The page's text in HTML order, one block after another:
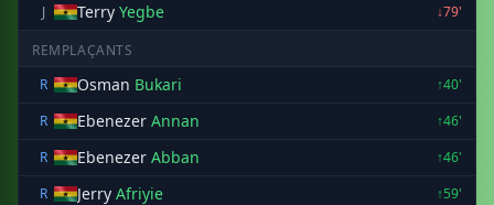
J
Terry Yegbe ↓79'
REMPLAÇANTS
R
Osman Bukari
↑40'
R
Ebenezer Annan
↑46'
R
Ebenezer Abban
↑46'
R
Jerry Afriyie
↑59'